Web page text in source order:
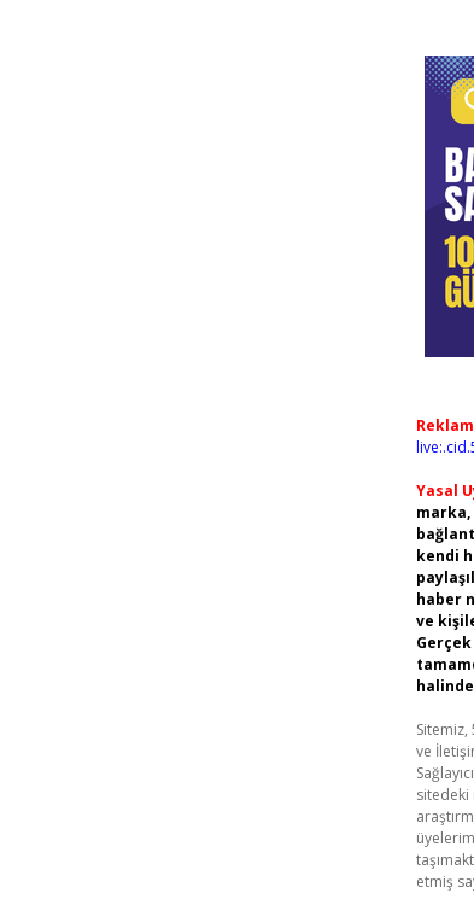
Yasal
kendi
haber
ve
Sitemiz,
ve
etmiş